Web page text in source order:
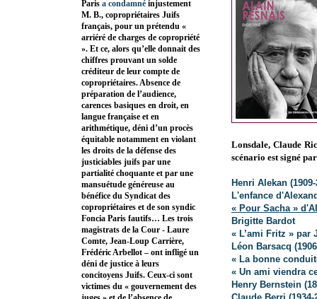
Lonsdale, Claude
scénario est signé
Henri Alekan
L'enfance
« Pour Sacha »
Brigitte Bardot
« L’ami Fritz » par
Léon Barsacq
« La bonne
« Un ami viendra
Henry Bernstein
Paris a condamné injustement
M. B., copropriétaires Juifs
français, pour un prétendu «
arriéré de charges de copropriété
». Et ce, alors qu’elle donnait des
chiffres prouvant un solde
créditeur de leur compte de
copropriétaires. Absence de
préparation de l’audience,
carences basiques en droit, en
langue française et en
arithmétique, déni d’un procès
équitable notamment en violant
les droits de la défense des
justiciables juifs par une
partialité choquante et par une
mansuétude généreuse au
bénéfice du Syndicat des
copropriétaires et de son syndic
Foncia Paris fautifs… Les trois
magistrats de la Cour - Laure
Comte, Jean-Loup Carrière,
Frédéric Arbellot – ont infligé un
déni de justice à leurs
concitoyens Juifs. Ceux-ci sont
victimes du « gouvernement des